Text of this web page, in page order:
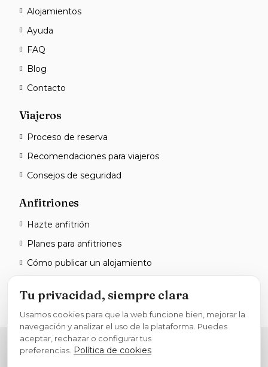
Tu privacidad, siempre clara
Usamos cookies para que la web funcione bien, mejorar la
navegación y analizar el uso de la plataforma. Puedes
aceptar, rechazar o configurar tus
preferencias. Política de cookies
Alojamientos
Ayuda
FAQ
Blog
Contacto
Viajeros
Proceso de reserva
Recomendaciones para viajeros
Consejos de seguridad
Anfitriones
Hazte anfitrión
Planes para anfitriones
Cómo publicar un alojamiento
The Home Cake. Todos los derechos reservados
Términos de usoAviso legalPolítica de privacidad
PASO 1 DE 8
Reserva en 4 pasos